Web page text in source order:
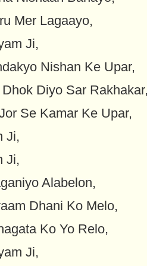
Mer Lagaayo,
Ji,
Nishan Ke Upar,
Diyo Sar
Se Kamar Ke Upar,
Ji,
Ji,
Alabelon,
Dhani Ko Melo,
Ko Yo Relo,
Ji,